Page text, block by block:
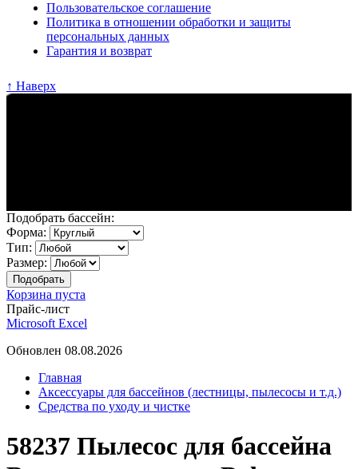
Пользовательское соглашение
Политика в отношении обработки и защиты
персональных данных
Гарантия и возврат
↑ Наверх
Подобрать бассейн:
Форма:
Тип:
Размер:
Корзина пуста
Прайс-лист
Microsoft Excel
Обновлен 08.08.2026
Главная
Аксессуары для бассейнов (лестницы, пылесосы и т.д.)
Средства по уходу и чистке
58237 Пылесос для бассейна